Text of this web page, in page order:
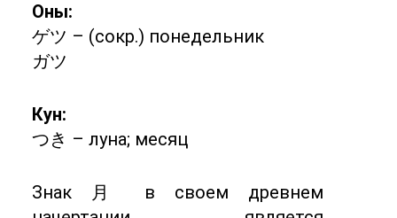
Оны:
ゲツ – (сокр.) понедельник
ガツ
Кун:
つき – луна; месяц
Знак 月 в своем древнем